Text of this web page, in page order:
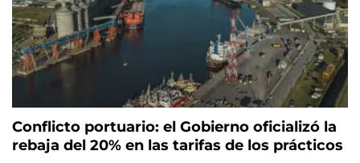
Conflicto portuario: el Gobierno oficializó la
rebaja del 20% en las tarifas de los prácticos